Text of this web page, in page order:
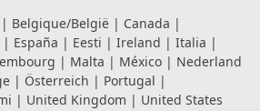
| Belgique/België | Canada |
| España | Eesti | Ireland | Italia |
| Malta | México | Nederland
| Österreich | Portugal |
| United Kingdom | United States